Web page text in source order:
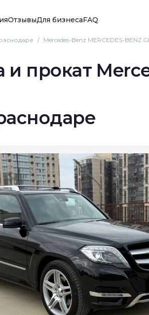
ОтзывыДля бизнесаFAQ
/ Mercedes-Benz MERCEDES-BENZ
прокат